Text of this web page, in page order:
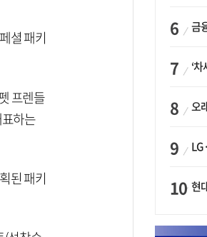
셜 패키
프렌들
하는
된 패키
금융권
‘차세대
오래
LG·HD
현대